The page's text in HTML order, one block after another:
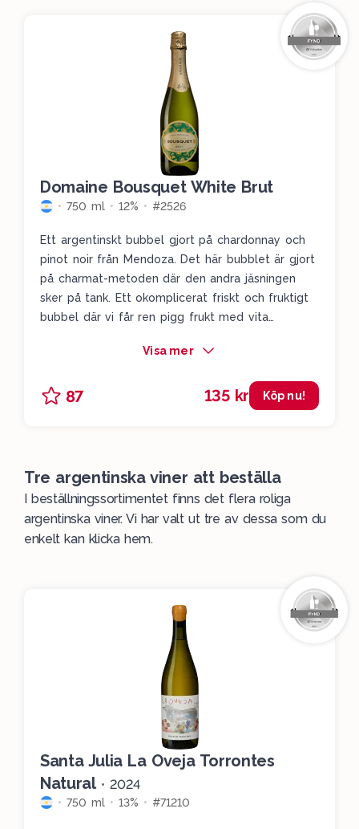
Domaine Bousquet White Brut
750 ml 12% #2526
Ett argentinskt bubbel gjort på chardonnay och
pinot noir från Mendoza. Det här bubblet är gjort
på charmat-metoden där den andra jäsningen
sker på tank. Ett okomplicerat friskt och fruktigt
bubbel där vi får ren pigg frukt med vita
Visa mer
87 135 kr Köp nu!
Tre argentinska viner att beställa
beställningssortimentetfinns det flera roliga
argentinska viner. Vi har valt ut tre av dessa som du
enkelt kan klicka hem.
Santa Julia La Oveja Torrontes
Natural • 2024
750 ml 13% #71210